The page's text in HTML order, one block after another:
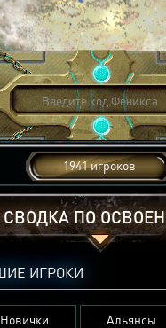
1941 игроков
СВОДКА ПО
ИГРОКИ
Новички Альянсы